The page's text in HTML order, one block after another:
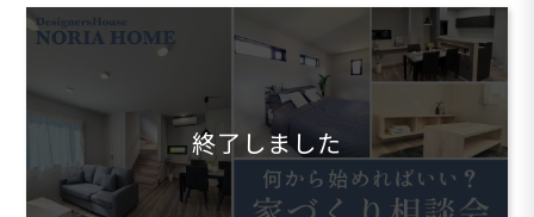
終了しました